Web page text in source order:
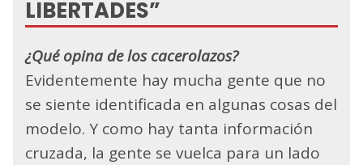
LIBERTADES”
¿Qué opina de los cacerolazos?
Evidentemente hay mucha gente que no
se siente identificada en algunas cosas del
modelo. Y como hay tanta información
cruzada, la gente se vuelca para un lado